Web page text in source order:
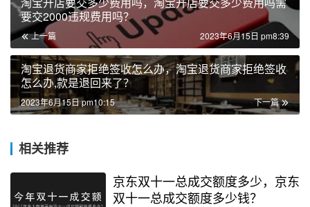
要交2000违规费用吗？
上一篇 2023年6月15日 pm8:39
淘宝退货商家拒绝签收怎么办，淘宝退货商家拒绝签收
怎么办,款是退回来了？
下一篇
2023年6月15日 pm10:15
相关推荐
京东双十一总成交额度多少，京东
双十一总成交额度多少钱？